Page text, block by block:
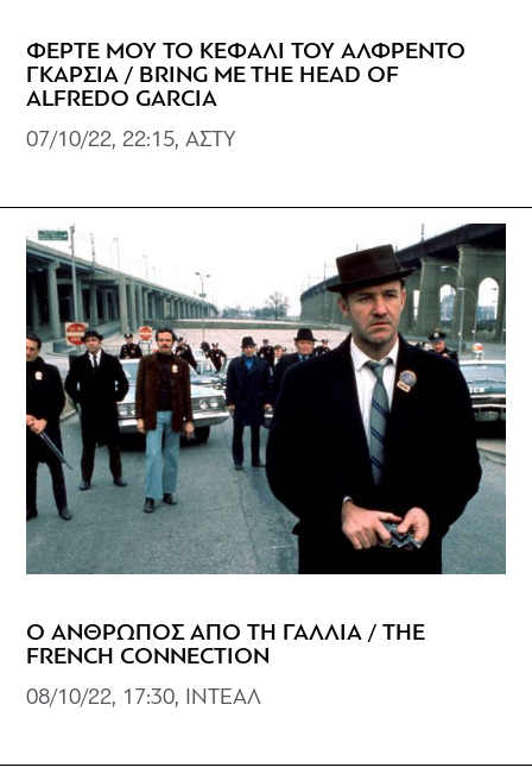
ΦΕΡΤΕ ΜΟΥ ΤΟ ΚΕΦΑΛΙ ΤΟΥ ΑΛΦΡΕΝΤΟ
ΓΚΑΡΣΙΑ / BRING ME THE HEAD OF
ALFREDO GARCIA
07/10/22, 22:15, ΑΣΤΥ
Ο ΑΝΘΡΩΠΟΣ ΑΠΟ ΤΗ ΓΑΛΛΙΑ / THE
FRENCH CONNECTION
08/10/22, 17:30, ΙΝΤΕΑΛ